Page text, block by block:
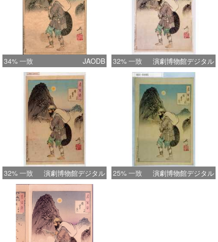
34% 一致 JAODB 32% 一致 演劇博物館デジタル
32% 一致 演劇博物館デジタル 25% 一致 演劇博物館デジタル